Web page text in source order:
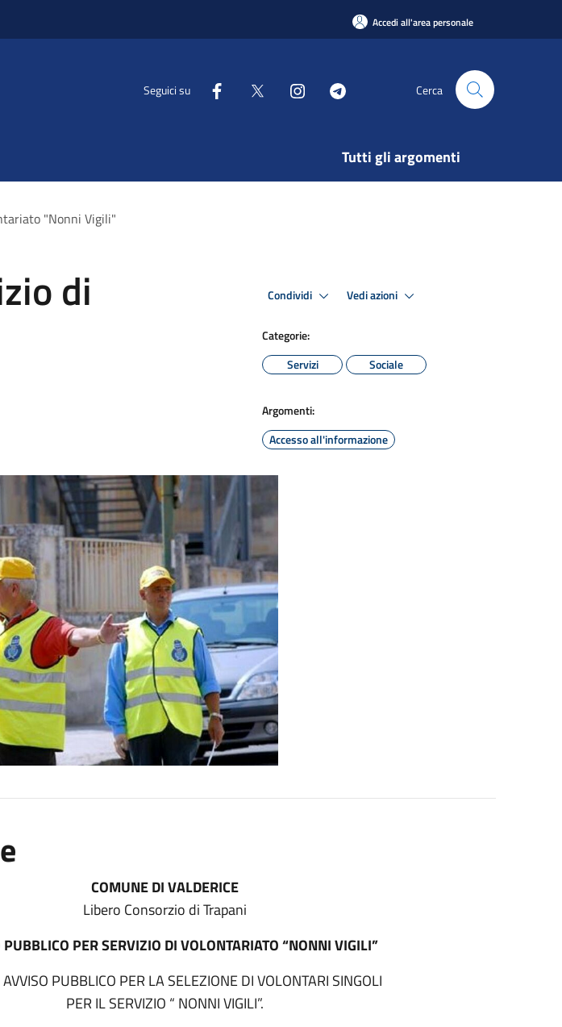
Accedi all'area personale
Seguici su Cerca
Tutti gli argomenti
"Nonni Vigili"
di Condividi Vedi azioni
Categorie:
Servizi
Sociale
Argomenti:
Accesso all'informazione
COMUNE DI VALDERICE
Libero Consorzio di Trapani
PER SERVIZIO DI VOLONTARIATO “NONNI VIGILI”
PUBBLICO PER LA SELEZIONE DI VOLONTARI SINGOLI
PER IL SERVIZIO “ NONNI VIGILI”.